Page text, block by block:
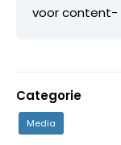
voor content-
Categorie
Media